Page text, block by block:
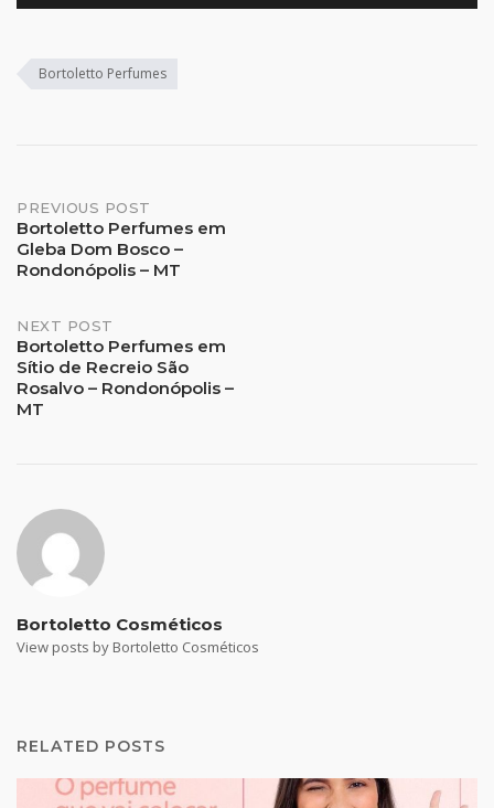
Bortoletto Perfumes
Post
navigation
PREVIOUS POST
Bortoletto Perfumes em
Gleba Dom Bosco –
Rondonópolis – MT
NEXT POST
Bortoletto Perfumes em
Sítio de Recreio São
Rosalvo – Rondonópolis –
MT
Bortoletto Cosméticos
View posts by Bortoletto Cosméticos
RELATED POSTS